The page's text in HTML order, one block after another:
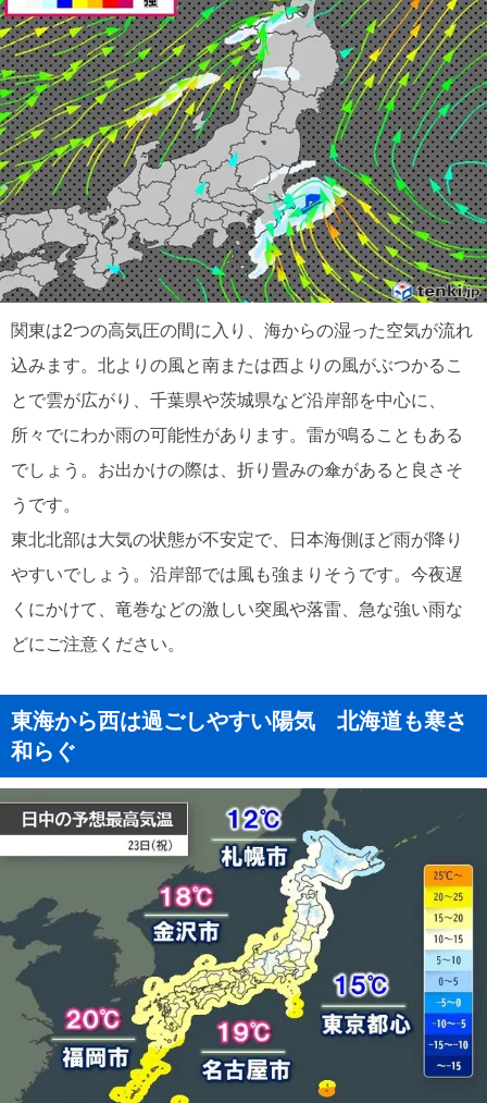
関東は2つの高気圧の間に入り、海からの湿った空気が流れ
込みます。北よりの風と南または西よりの風がぶつかるこ
とで雲が広がり、千葉県や茨城県など沿岸部を中心に、
所々でにわか雨の可能性があります。雷が鳴ることもある
でしょう。お出かけの際は、折り畳みの傘があると良さそ
うです。
東北北部は大気の状態が不安定で、日本海側ほど雨が降り
やすいでしょう。沿岸部では風も強まりそうです。今夜遅
くにかけて、竜巻などの激しい突風や落雷、急な強い雨な
どにご注意ください。
東海から西は過ごしやすい陽気 北海道も寒さ
和らぐ